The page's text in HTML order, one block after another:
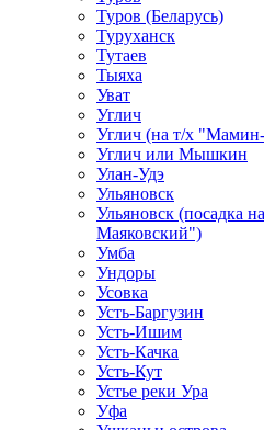
Туров (Беларусь)
Туруханск
Тутаев
Тыяха
Уват
Углич
Углич (на т/х
Углич или Мышкин
Улан-Удэ
Ульяновск
Ульяновск (посадка
Маяковский")
Умба
Ундоры
Усовка
Усть-Баргузин
Усть-Ишим
Усть-Качка
Усть-Кут
Устье реки Ура
Уфа